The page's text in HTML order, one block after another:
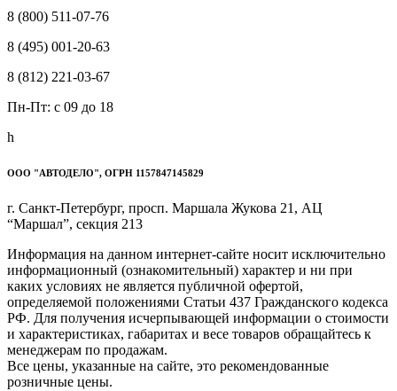
8 (800) 511-07-76
8 (495) 001-20-63
8 (812) 221-03-67
Пн-Пт: c 09 до 18
h
ООО "АВТОДЕЛО", ОГРН 1157847145829
г. Санкт-Петербург, просп. Маршала Жукова 21, АЦ
“Маршал”, секция 213
Информация на данном интернет-сайте носит исключительно
информационный (ознакомительный) характер и ни при
каких условиях не является публичной офертой,
определяемой положениями Статьи 437 Гражданского кодекса
РФ. Для получения исчерпывающей информации о стоимости
и характеристиках, габаритах и весе товаров обращайтесь к
менеджерам по продажам.
Все цены, указанные на сайте, это рекомендованные
розничные цены.